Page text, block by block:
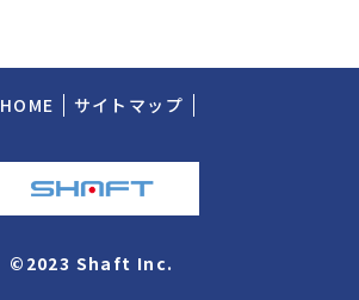
HOME サイトマップ
©2023 Shaft Inc.